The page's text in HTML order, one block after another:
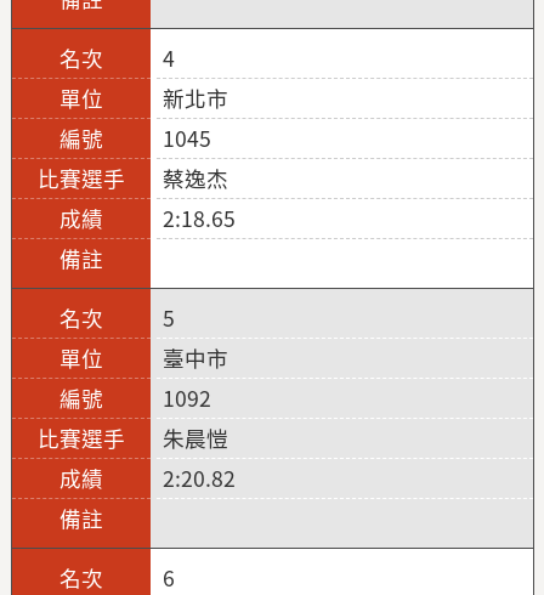
4
新北市
1045
蔡逸杰
2:18.65
5
臺中市
1092
朱晨愷
2:20.82
6